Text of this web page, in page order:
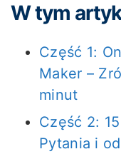
W tym
Część 1:
Maker –
minut
Część 2:
Pytania i